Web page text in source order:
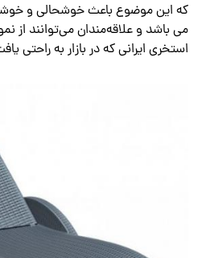
که این موضوع باعث خوشحالی و
می باشد و علاقه‌مندان می‌توانند از
استخری ایرانی که در بازار به راحتی